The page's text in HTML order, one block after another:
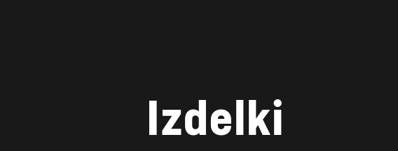
Izdelki